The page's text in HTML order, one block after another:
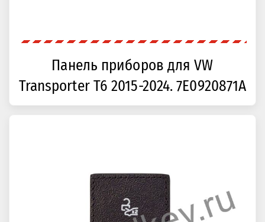
Панель приборов для VW
Transporter T6 2015-2024. 7E0920871A